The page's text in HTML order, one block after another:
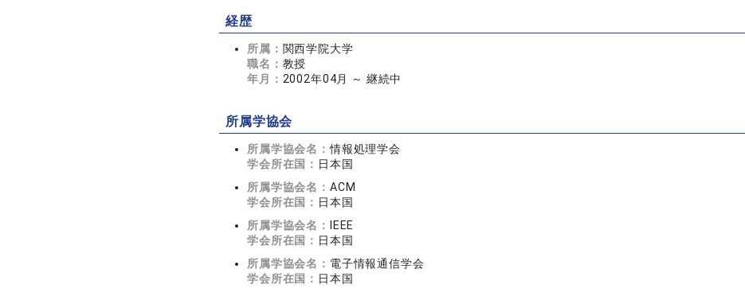
経歴
所属： 関西学院大学
職名： 教授
年月： 2002年04月 ～ 継続中
所属学協会
所属学協会名：情報処理学会
学会所在国： 日本国
所属学協会名： ACM
学会所在国： 日本国
所属学協会名：
IEEE
学会所在国： 日本国
所属学協会名： 電子情報通信学会
学会所在国： 日本国